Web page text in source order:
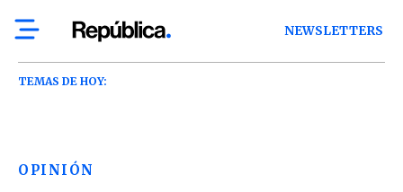
NEWSLETTERS
TEMAS DE HOY:
OPINIÓN